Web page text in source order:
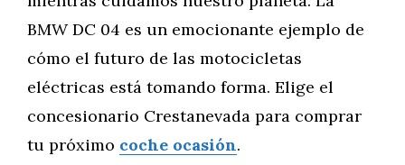
BMW DC 04 es un emocionante ejemplo de
cómo el futuro de las motocicletas
eléctricas está tomando forma. Elige el
concesionario Crestanevada para comprar
tu próximo coche ocasión.